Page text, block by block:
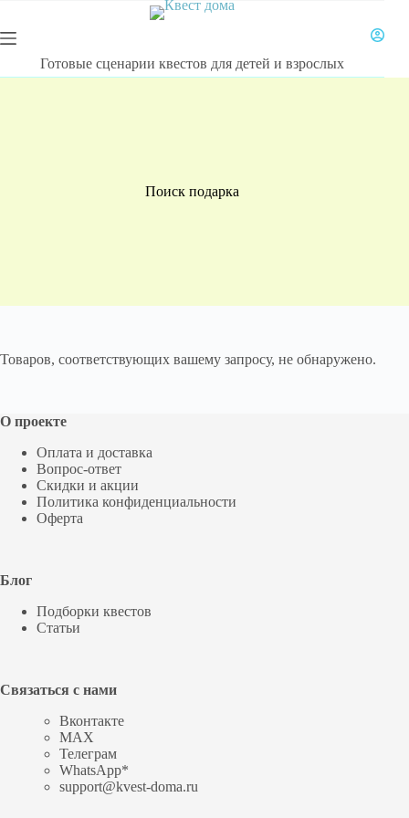
сути
Готовые сценарии квестов для детей и взрослых
Поиск подарка
Товаров, соответствующих вашему запросу, не обнаружено.
О проекте
Оплата и доставка
Вопрос-ответ
Скидки и акции
Политика конфиденциальности
Оферта
Блог
Подборки квестов
Статьи
Связаться с нами
Вконтакте
MAX
Телеграм
WhatsApp*
support@kvest-doma.ru